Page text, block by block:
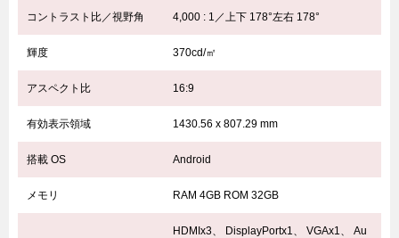
コントラスト比／視野角 4,000 : 1／上下 178°左右 178°
輝度 370cd/㎡
アスペクト比 16:9
有効表示領域 1430.56 x 807.29 mm
搭載 OS Android
メモリ RAM 4GB ROM 32GB
HDMIx3、 DisplayPortx1、 VGAx1、 Au